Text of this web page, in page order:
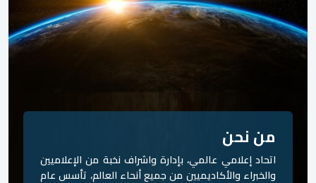
من نحن
اتحاد إعلامي عالمي، بإدارة واشراف نخبة من الإعلاميين
والخبراء والأكاديميين من جميع أنحاء العالم، تأسس عام